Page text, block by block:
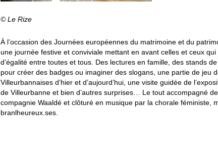
© Le Rize
À l’occasion des Journées européennes du matrimoine et du
une journée festive et conviviale mettant en avant celles et ceux qui
d’égalité entre toutes et tous. Des lectures en famille, des stands
pour créer des badges ou imaginer des slogans, une partie de jeu
Villeurbannaises d’hier et d’aujourd’hui, une visite guidée de
de Villeurbanne et bien d’autres surprises… Le tout accompagné
compagnie Waaldé et clôturé en musique par la chorale féministe,
branlheureux.ses.